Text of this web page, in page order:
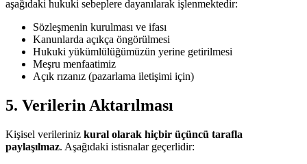
aşağıdaki hukuki sebeplere dayanılarak işlenmektedir:
Sözleşmenin kurulması ve ifası
Kanunlarda açıkça öngörülmesi
Hukuki yükümlülüğümüzün yerine getirilmesi
Meşru menfaatimiz
Açık rızanız (pazarlama iletişimi için)
5. Verilerin Aktarılması
Kişisel verileriniz kural olarak hiçbir üçüncü tarafla
paylaşılmaz. Aşağıdaki istisnalar geçerlidir: